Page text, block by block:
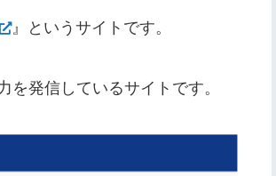
』というサイトです。
発信しているサイトです。